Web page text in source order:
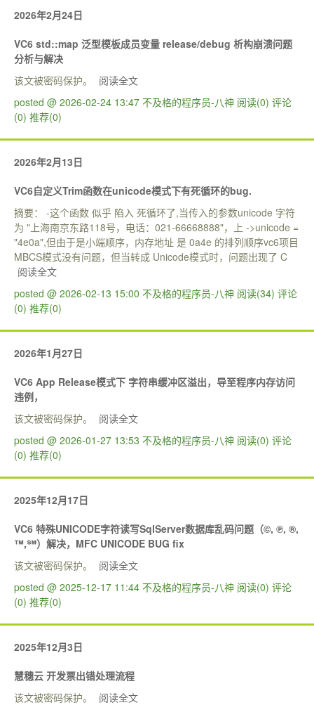
2026年2月24日
VC6 std::map 泛型模板成员变量 release/debug 析构崩溃问题
分析与解决
该文被密码保护。
阅读全文
posted @ 2026-02-24 13:47 不及格的程序员-八神 阅读(0) 评论
(0) 推荐(0)
2026年2月13日
VC6自定义Trim函数在unicode模式下有死循环的bug.
摘要： -这个函数 似乎 陷入 死循环了,当传入的参数unicode 字符
为 "上海南京东路118号，电话：021-66668888"，上 ->unicode =
"4e0a",但由于是小端顺序，内存地址 是 0a4e 的排列顺序vc6项目
MBCS模式没有问题，但当转成 Unicode模式时，问题出现了 C
阅读全文
posted @ 2026-02-13 15:00 不及格的程序员-八神 阅读(34) 评论
(0) 推荐(0)
2026年1月27日
VC6 App Release模式下 字符串缓冲区溢出，导至程序内存访问
违例，
该文被密码保护。
阅读全文
posted @ 2026-01-27 13:53 不及格的程序员-八神 阅读(0) 评论
(0) 推荐(0)
2025年12月17日
VC6 特殊UNICODE字符读写SqlServer数据库乱码问题（©, ℗, ®,
™,℠）解决，MFC UNICODE BUG fix
该文被密码保护。
阅读全文
posted @ 2025-12-17 11:44 不及格的程序员-八神 阅读(0) 评论
(0) 推荐(0)
2025年12月3日
慧穗云 开发票出错处理流程
该文被密码保护。
阅读全文